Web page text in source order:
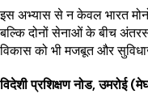
इस अभ्यास से न केवल भारत
बल्कि दोनों सेनाओं के बीच
विकास को भी मजबूत और
विदेशी प्रशिक्षण नोड, उमरोई